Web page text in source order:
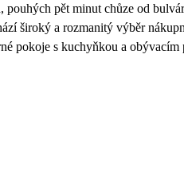
pět minut chůze od
široký a rozmanitý výběr
pokoje s kuchyňkou a obývacím